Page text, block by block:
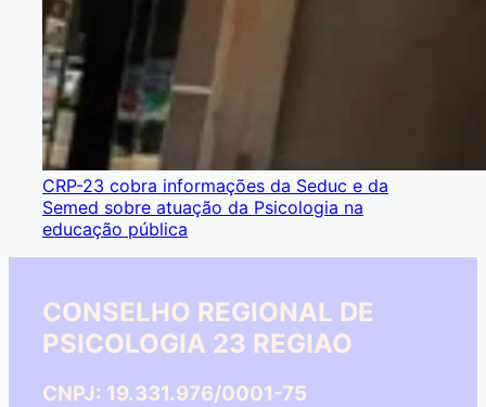
CRP-23 cobra informações da Seduc e da
Semed sobre atuação da Psicologia na
educação pública
CONSELHO REGIONAL DE
PSICOLOGIA 23 REGIAO
CNPJ: 19.331.976/0001-75